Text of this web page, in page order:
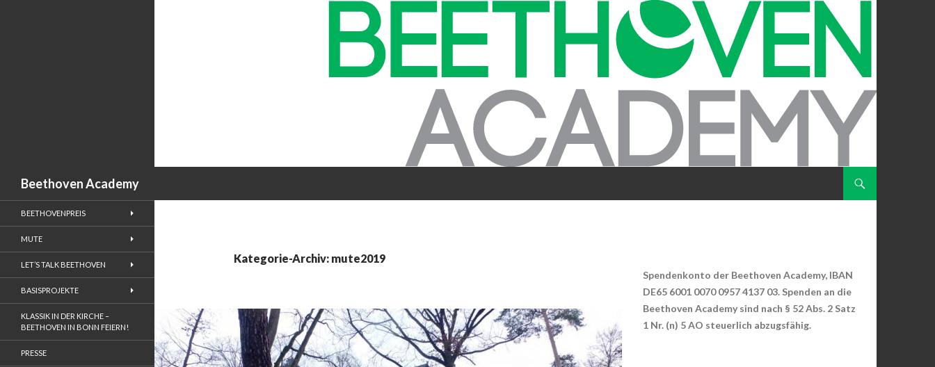
Beethoven Academy
Kategorie-Archiv: mute2019
Spendenkonto der Beethoven Academy, IBAN
DE65 6001 0070 0957 4137 03. Spenden an die
Beethoven Academy sind nach § 52 Abs. 2 Satz
1 Nr. (n) 5 AO steuerlich abzugsfähig.
BEETHOVENPREIS
MUTE
LET’S TALK BEETHOVEN
BASISPROJEKTE
KLASSIK IN DER KIRCHE –
BEETHOVEN IN BONN FEIERN!
PRESSE